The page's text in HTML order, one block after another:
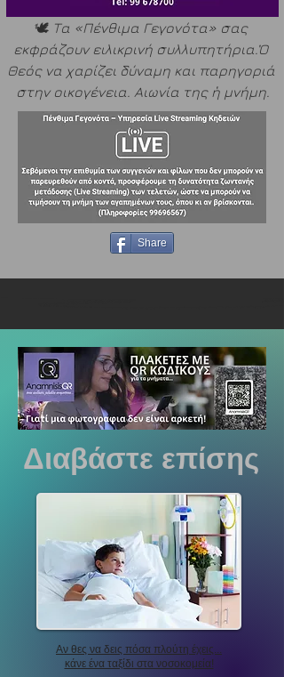
🕊️ Τα «Πένθιμα Γεγονότα» σας
εκφράζουν ειλικρινή συλλυπητήρια.Ὁ
Θεός να χαρίζει δύναμη και παρηγοριά
στην οικογένεια. Αιωνία της ἡ μνήμη.
Share
Διαβάστε επίσης
Αν θες να δεις πόσα πλούτη έχεις...
κάνε ένα ταξίδι στα νοσοκομεία!